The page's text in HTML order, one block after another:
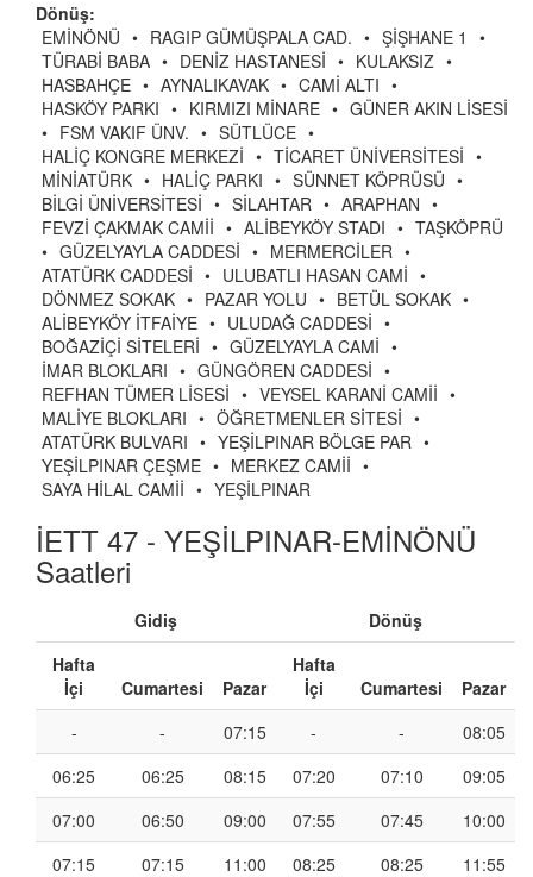
Dönüş:
EMİNÖNÜ • RAGIP GÜMÜŞPALA CAD. • ŞİŞHANE 1
•
TÜRABİ BABA • DENİZ HASTANESİ • KULAKSIZ •
HASBAHÇE • AYNALIKAVAK • CAMİ ALTI •
HASKÖY PARKI • KIRMIZI MİNARE • GÜNER AKIN LİSESİ
• FSM VAKIF ÜNV. • SÜTLÜCE •
HALİÇ KONGRE MERKEZİ • TİCARET ÜNİVERSİTESİ •
MİNİATÜRK • HALİÇ PARKI • SÜNNET KÖPRÜSÜ •
BİLGİ ÜNİVERSİTESİ • SİLAHTAR • ARAPHAN •
FEVZİ ÇAKMAK CAMİİ • ALİBEYKÖY STADI • TAŞKÖPRÜ
• GÜZELYAYLA CADDESİ • MERMERCİLER •
ATATÜRK CADDESİ • ULUBATLI HASAN CAMİ •
DÖNMEZ SOKAK • PAZAR YOLU • BETÜL SOKAK •
ALİBEYKÖY İTFAİYE • ULUDAĞ CADDESİ •
BOĞAZİÇİ SİTELERİ • GÜZELYAYLA CAMİ •
İMAR BLOKLARI • GÜNGÖREN CADDESİ •
REFHAN TÜMER LİSESİ • VEYSEL KARANİ CAMİİ •
MALİYE BLOKLARI • ÖĞRETMENLER SİTESİ •
ATATÜRK BULVARI • YEŞİLPINAR BÖLGE PAR •
YEŞİLPINAR ÇEŞME • MERKEZ CAMİİ •
SAYA HİLAL CAMİİ • YEŞİLPINAR
İETT 47 - YEŞİLPINAR-EMİNÖNÜ
Saatleri
Gidiş
Dönüş
Hafta
İçi
Cumartesi Pazar
Hafta
İçi
Cumartesi
Pazar
-
- 07:15 - -
08:05
06:25
06:25 08:15 07:20 07:10
09:05
07:00
06:50 09:00 07:55 07:45
10:00
07:15
07:15 11:00 08:25 08:25
11:55